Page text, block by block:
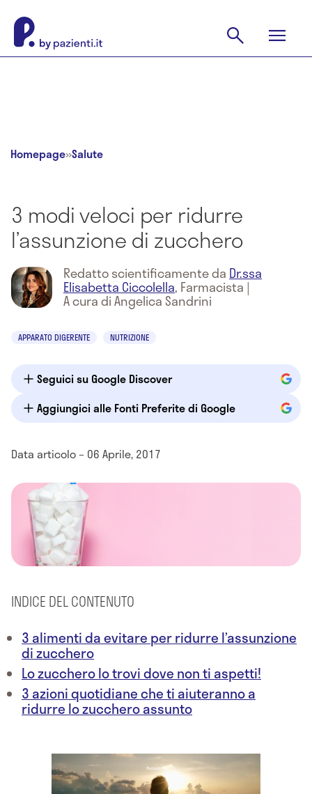
Homepage»Salute
3 modi veloci per ridurre
l’assunzione di zucchero
Redatto scientificamente da Dr.ssa
Elisabetta Ciccolella, Farmacista |
A cura di Angelica Sandrini
APPARATO DIGERENTE NUTRIZIONE
Seguici su Google Discover
Aggiungici alle Fonti Preferite di Google
Data articolo – 06 Aprile, 2017
INDICE DEL CONTENUTO
3 alimenti da evitare per ridurre l’assunzione
di zucchero
Lo zucchero lo trovi dove non ti aspetti!
3 azioni quotidiane che ti aiuteranno a
ridurre lo zucchero assunto